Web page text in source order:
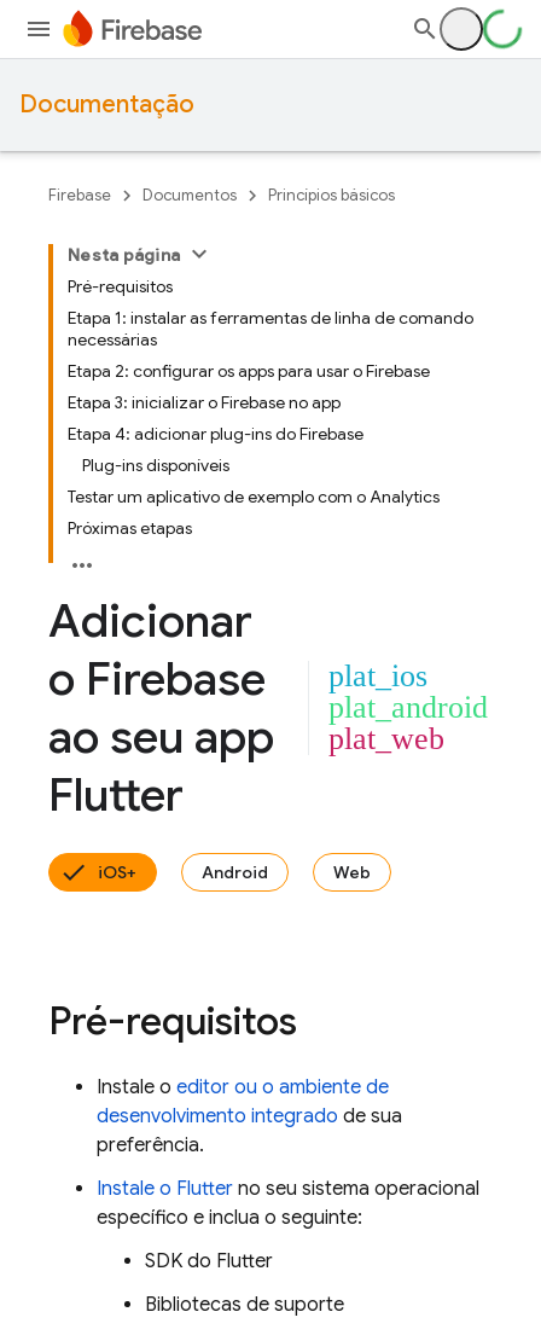
Documentação
Firebase Documentos Princípios básicos
Nesta página
Pré-requisitos
Etapa 1: instalar as ferramentas de linha de comando
necessárias
Etapa 2: configurar os apps para usar o Firebase
Etapa 3: inicializar o Firebase no app
Etapa 4: adicionar plug-ins do Firebase
Plug-ins disponíveis
Testar um aplicativo de exemplo com o Analytics
Próximas etapas
Adicionar
o Firebase
ao seu app
Flutter
plat_ios
plat_android
plat_web
iOS+ Android Web
Pré-requisitos
Instale o editor ou o ambiente de
desenvolvimento integrado de sua
preferência.
Instale o Flutter no seu sistema operacional
específico e inclua o seguinte:
SDK do Flutter
Bibliotecas de suporte